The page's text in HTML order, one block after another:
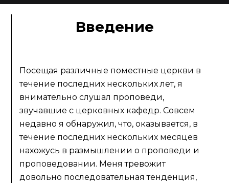
Введение
Посещая различные поместные церкви в
течение последних нескольких лет, я
внимательно слушал проповеди,
звучавшие с церковных кафедр. Совсем
недавно я обнаружил, что, оказывается, в
течение последних нескольких месяцев
нахожусь в размышлении о проповеди и
проповедовании. Меня тревожит
довольно последовательная тенденция,